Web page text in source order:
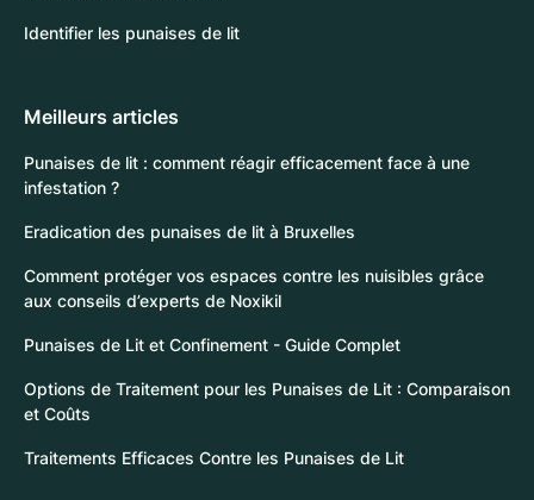
Identifier les punaises de lit
Meilleurs articles
Punaises de lit : comment réagir efficacement face à une
infestation ?
Eradication des punaises de lit à Bruxelles
Comment protéger vos espaces contre les nuisibles grâce
aux conseils d’experts de Noxikil
Punaises de Lit et Confinement - Guide Complet
Options de Traitement pour les Punaises de Lit : Comparaison
et Coûts
Traitements Efficaces Contre les Punaises de Lit